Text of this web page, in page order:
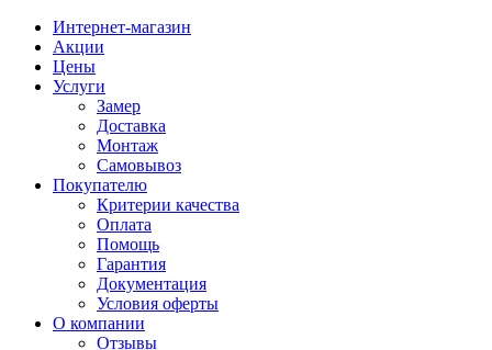
Интернет-магазин
Акции
Цены
Услуги
Замер
Доставка
Монтаж
Самовывоз
Покупателю
Критерии качества
Оплата
Помощь
Гарантия
Документация
Условия оферты
О компании
Отзывы